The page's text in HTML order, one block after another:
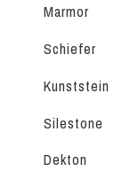
Marmor
Schiefer
Kunststein
Silestone
Dekton